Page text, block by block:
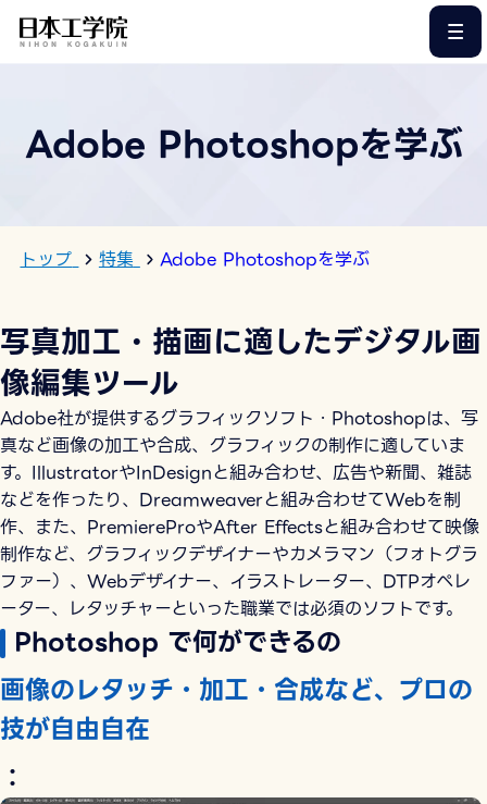
Adobe Photoshopを学ぶ
トップ 特集 Adobe Photoshopを学ぶ
写真加工・描画に適したデジタル画
像編集ツール
Adobe社が提供するグラフィックソフト・Photoshopは、写
真など画像の加工や合成、グラフィックの制作に適していま
す。IllustratorやInDesignと組み合わせ、広告や新聞、雑誌
などを作ったり、Dreamweaverと組み合わせてWebを制
作、また、PremiereProやAfter Effectsと組み合わせて映像
制作など、グラフィックデザイナーやカメラマン（フォトグラ
ファー）、Webデザイナー、イラストレーター、DTPオペレ
ーター、レタッチャーといった職業では必須のソフトです。
Photoshop で何ができるの
：
画像のレタッチ・加工・合成など、プロの
技が自由自在